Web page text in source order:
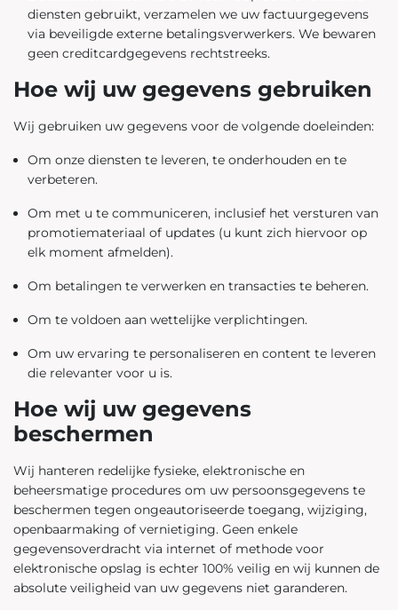
diensten gebruikt, verzamelen we uw factuurgegevens
via beveiligde externe betalingsverwerkers. We bewaren
geen creditcardgegevens rechtstreeks.
Hoe wij uw gegevens gebruiken
Wij gebruiken uw gegevens voor de volgende doeleinden:
Om onze diensten te leveren, te onderhouden en te
verbeteren.
Om met u te communiceren, inclusief het versturen van
promotiemateriaal of updates (u kunt zich hiervoor op
elk moment afmelden).
Om betalingen te verwerken en transacties te beheren.
Om te voldoen aan wettelijke verplichtingen.
Om uw ervaring te personaliseren en content te leveren
die relevanter voor u is.
Hoe wij uw gegevens
beschermen
Wij hanteren redelijke fysieke, elektronische en
beheersmatige procedures om uw persoonsgegevens te
beschermen tegen ongeautoriseerde toegang, wijziging,
openbaarmaking of vernietiging. Geen enkele
gegevensoverdracht via internet of methode voor
elektronische opslag is echter 100% veilig en wij kunnen de
absolute veiligheid van uw gegevens niet garanderen.